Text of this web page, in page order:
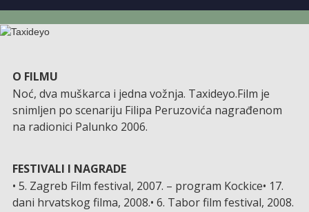
O FILMU
Noć, dva muškarca i jedna vožnja. Taxideyo.Film je
snimljen po scenariju Filipa Peruzovića nagrađenom
na radionici Palunko 2006.
FESTIVALI I NAGRADE
• 5. Zagreb Film festival, 2007. – program Kockice• 17.
dani hrvatskog filma, 2008.• 6. Tabor film festival, 2008.